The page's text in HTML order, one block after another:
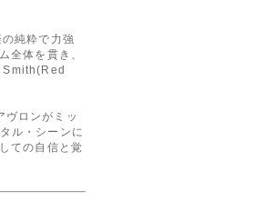
純粋で力強
全体を貫き、
ロンがミッ
ル・シーンに
ての自信と覚